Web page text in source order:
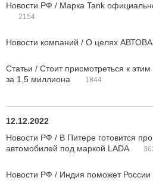
Новости РФ / Марка Tank
2154
Новости компаний / О целях
Статьи / Стоит присмотреться к
за 1,5 миллиона
1844
12.12.2022
Новости РФ / В Питере готовится
автомобилей под маркой LADA
Новости РФ / Индия поможет России